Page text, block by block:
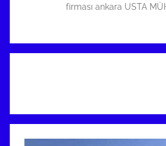
firması ankara USTA